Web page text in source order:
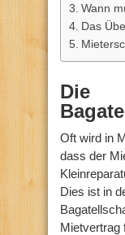
Wann
Das
Die
Oft wird in
dass der
Dies ist in
Mietvertrag